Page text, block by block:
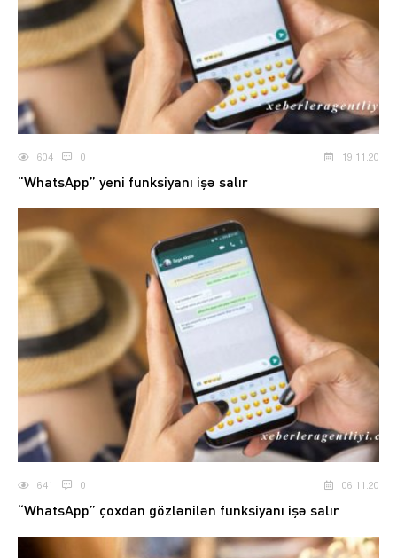
604 0 19.11.20
“WhatsApp” yeni funksiyanı işə salır
641 0 06.11.20
“WhatsApp” çoxdan gözlənilən funksiyanı işə salır